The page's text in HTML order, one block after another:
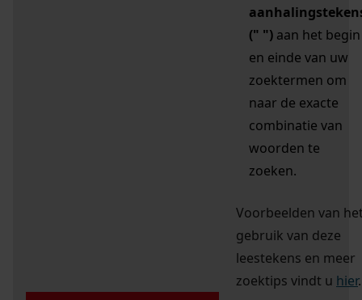
(" ") aan het begin
en einde van uw
zoektermen om
naar de exacte
combinatie van
woorden te
zoeken.
Voorbeelden van
gebruik van deze
leestekens en meer
zoektips vindt u hier.